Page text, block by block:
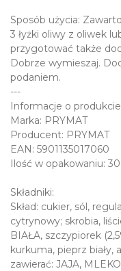
Sposób użycia:
3 łyżki oliwy z oliwek
przygotować także
Dobrze wymieszaj.
podaniem.
---
Informacje o
Marka: PRYMAT
Producent: PRYMAT
EAN: 5901135017060
Ilość w opakowaniu: 30
Składniki:
Skład: cukier, sól,
cytrynowy; skrobia,
BIAŁA, szczypiorek
kurkuma, pieprz
zawierać: JAJA,